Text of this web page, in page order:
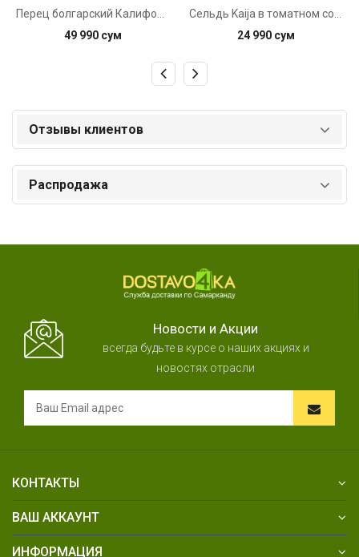
49 990 сум
24 990 сум
Отзывы клиентов
Распродажа
Новости и Акции
всегда будьте в курсе о наших акциях и
новостях отрасли
КОНТАКТЫ
ВАШ АККАУНТ
ИНФОРМАЦИЯ